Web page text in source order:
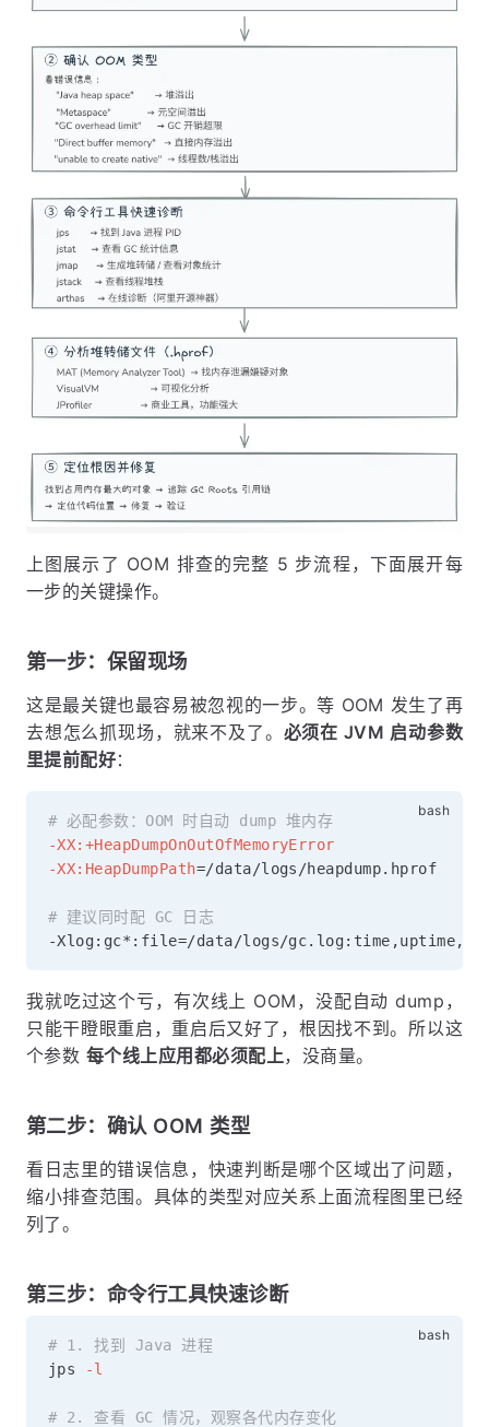
上图展示了 OOM 排查的完整 5 步流程，下面展开每
一步的关键操作。
第一步：保留现场
这是最关键也最容易被忽视的一步。等 OOM 发生了再
去想怎么抓现场，就来不及了。 必须在 JVM 启动参数
里提前配好：
# 必配参数：OOM 时自动 dump 堆内存
-XX:+HeapDumpOnOutOfMemoryError
-XX:HeapDumpPath=/data/logs/heapdump.hprof
# 建议同时配 GC 日志
-Xlog:gc*:file=
我就吃过这个亏，有次线上 OOM，没配自动 dump，
只能干瞪眼重启，重启后又好了，根因找不到。所以这
个参数 每个线上应用都必须配上，没商量。
第二步：确认 OOM 类型
看日志里的错误信息，快速判断是哪个区域出了问题，
缩小排查范围。具体的类型对应关系上面流程图里已经
列了。
第三步：命令行工具快速诊断
# 1. 找到 Java 进程
jps
-l
# 2. 查看 GC 情况，观察各代内存变化